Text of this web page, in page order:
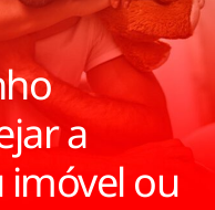
a
imóvel ou